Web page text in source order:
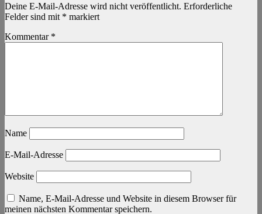
Deine E-Mail-Adresse wird nicht veröffentlicht. Erforderliche
Felder sind mit * markiert
Kommentar *
Name
E-Mail-Adresse
Website
Name, E-Mail-Adresse und Website in diesem Browser für
meinen nächsten Kommentar speichern.